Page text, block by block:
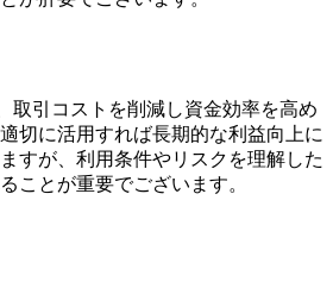
取引コストを削減し資金効率を高め
切に活用すれば長期的な利益向上に
すが、利用条件やリスクを理解した
ことが重要でございます。